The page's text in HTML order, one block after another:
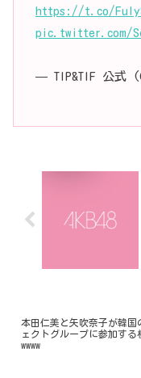
https://t.co/
pic.twitter.com/
— TIP&TIF 公式
本田仁美と矢吹奈子が韓国
ェクトグループに参加する
wwww